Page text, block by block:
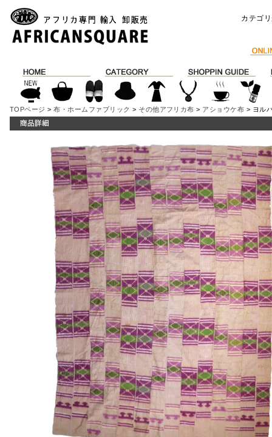
カテゴ
TOPページ >布・ホームファブリック > その他アフリカ布 > アショウケ布 > ヨル